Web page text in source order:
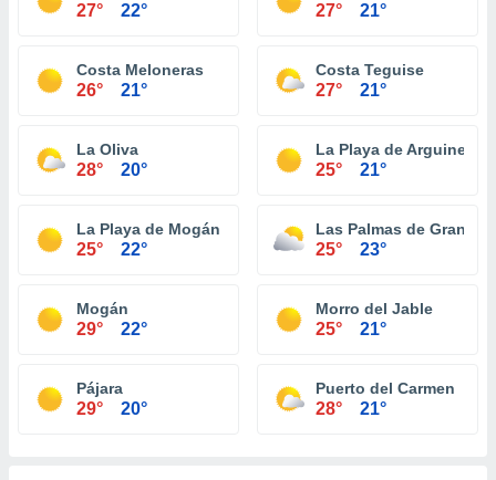
27° 22° 27° 21°
Costa Meloneras
26° 21°
Costa Teguise
27° 21°
La Oliva
28° 20°
La Playa de
25° 21°
La Playa de Mogán
25° 22°
Las Palmas de Gran
25° 23°
Mogán
29° 22°
Morro del Jable
25° 21°
Pájara
29° 20°
Puerto del Carmen
28° 21°